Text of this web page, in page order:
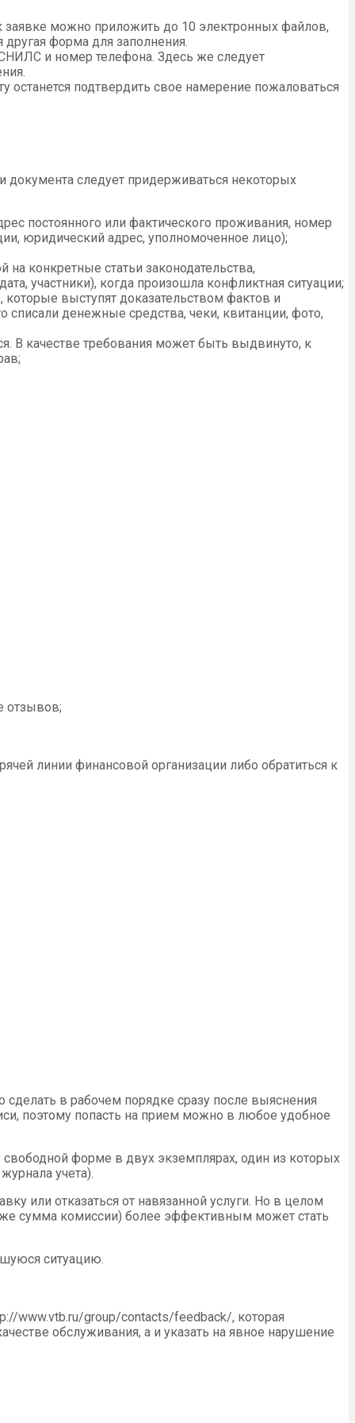
можно приложить до 10 электронных файлов,
форма для заполнения.
и номер телефона. Здесь же следует
подтвердить свое намерение пожаловаться
следует придерживаться некоторых
постоянного или фактического проживания, номер
юридический адрес, уполномоченное лицо);
конкретные статьи законодательства,
участники), когда произошла конфликтная ситуации;
выступят доказательством фактов и
списали денежные средства, чеки, квитанции, фото,
В качестве требования может быть выдвинуто, к
отзывов;
линии финансовой организации либо обратиться к
в рабочем порядке сразу после выяснения
поэтому попасть на прием можно в любое удобное
форме в двух экземплярах, один из которых
учета).
или отказаться от навязанной услуги. Но в целом
же сумма комиссии) более эффективным может стать
ситуацию.
www.vtb.ru/group/contacts/feedback/, которая
обслуживания, а и указать на явное нарушение